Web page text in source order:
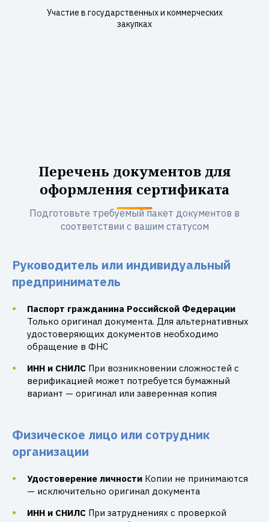
Участие в государственных и коммерческих
закупках
Перечень документов для
оформления сертификата
Подготовьте требуемый пакет документов в
соответствии с вашим статусом
Руководитель или индивидуальный
предприниматель
Паспорт гражданина Российской Федерации
Только оригинал документа. Для альтернативных
удостоверяющих документов необходимо
обращение в ФНС
ИНН и СНИЛС При возникновении сложностей с
верификацией может потребуется бумажный
вариант — оригинал или заверенная копия
Физическое лицо или сотрудник
организации
Удостоверение личности Копии не принимаются
— исключительно оригинал документа
ИНН и СНИЛС При затруднениях с проверкой